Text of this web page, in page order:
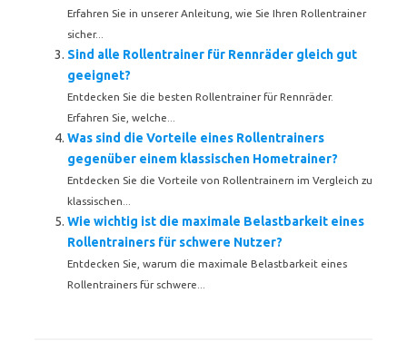
Erfahren Sie in unserer Anleitung, wie Sie Ihren Rollentrainer
sicher...
Sind alle Rollentrainer für Rennräder gleich gut
geeignet?
Entdecken Sie die besten Rollentrainer für Rennräder.
Erfahren Sie, welche...
Was sind die Vorteile eines Rollentrainers
gegenüber einem klassischen Hometrainer?
Entdecken Sie die Vorteile von Rollentrainern im Vergleich zu
klassischen...
Wie wichtig ist die maximale Belastbarkeit eines
Rollentrainers für schwere Nutzer?
Entdecken Sie, warum die maximale Belastbarkeit eines
Rollentrainers für schwere...